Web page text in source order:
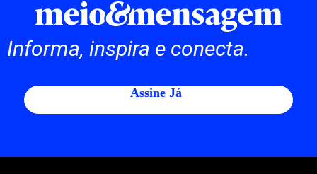
Informa, inspira e conecta.
Assine Já